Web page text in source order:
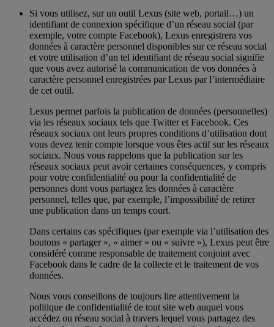
Si vous utilisez, sur un outil Lexus (site web, portail…) un
identifiant de connexion spécifique d’un réseau social (par
exemple, votre compte Facebook), Lexus enregistrera vos
données à caractère personnel disponibles sur ce réseau social
et votre utilisation d’un tel identifiant de réseau social signifie
que vous avez autorisé la communication de vos données à
caractère personnel enregistrées par Lexus par l’intermédiaire
de cet outil.
Lexus permet parfois la publication de données (personnelles)
via les réseaux sociaux tels que Twitter et Facebook. Ces
réseaux sociaux ont leurs propres conditions d’utilisation dont
vous devez tenir compte lorsque vous êtes actif sur les réseaux
sociaux. Nous vous rappelons que la publication sur les
réseaux sociaux peut avoir certaines conséquences, y compris
pour votre confidentialité ou pour la confidentialité de
personnes dont vous partagez les données à caractère
personnel, telles que, par exemple, l’impossibilité de retirer
une publication dans un temps court.
Dans certains cas spécifiques (par exemple via l’utilisation des
boutons « partager », « aimer » ou « suivre »), Lexus peut être
considéré comme responsable de traitement conjoint avec
Facebook dans le cadre de la collecte et le traitement de vos
données.
Nous vous conseillons de toujours lire attentivement la
politique de confidentialité de tout site web auquel vous
accédez ou réseau social à travers lequel vous partagez des